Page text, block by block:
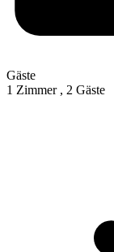
Gäste
1 Zimmer , 2 Gäste